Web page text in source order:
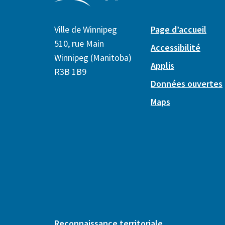
Ville de Winnipeg
510, rue Main
Winnipeg (Manitoba)
R3B 1B9
Page d’accueil
Accessibilité
Applis
Données ouvertes
Maps